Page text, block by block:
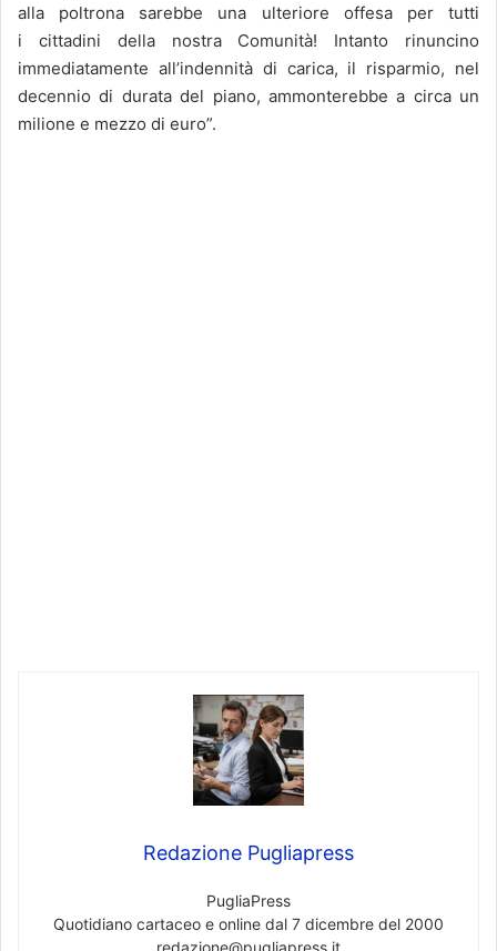
alla poltrona sarebbe una ulteriore offesa per tutti
i cittadini della nostra Comunità! Intanto rinuncino
immediatamente all’indennità di carica, il risparmio, nel
decennio di durata del piano, ammonterebbe a circa un
milione e mezzo di euro”.
Redazione Pugliapress
PugliaPress
Quotidiano cartaceo e online dal 7 dicembre del 2000
redazione@pugliapress.it